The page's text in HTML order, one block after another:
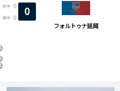
前半
0
後半 0 0
フォルトゥナ延岡